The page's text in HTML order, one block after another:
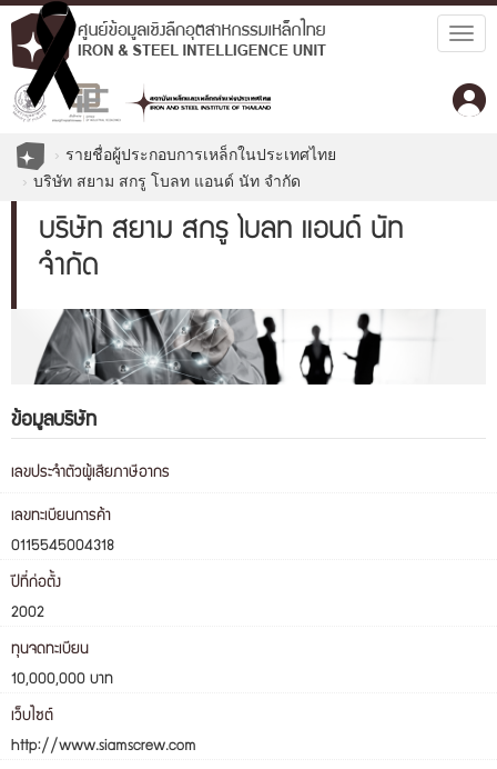
รายชื่อผู้ประกอบการเหล็กในประเทศไทย
บริษัท สยาม สกรู โบลท แอนด์ นัท จำกัด
บริษัท สยาม สกรู โบลท แอนด์ นัท
จำกัด
ข้อมูลบริษัท
เลขประจำตัวผู้เสียภาษีอากร
เลขทะเบียนการค้า
0115545004318
ปีที่ก่อตั้ง
2002
ทุนจดทะเบียน
10,000,000 บาท
เว็บไซต์
http://www.siamscrew.com